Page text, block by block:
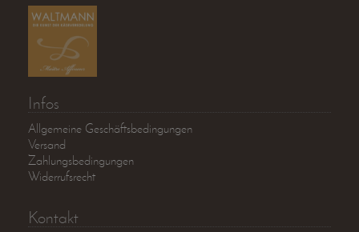
Infos
Allgemeine Geschäftsbedingungen
Versand
Zahlungsbedingungen
Widerrufsrecht
Kontakt